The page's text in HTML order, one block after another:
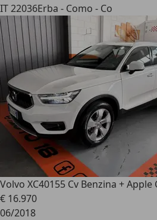
IT 22036Erba - Como - Co
Volvo XC40155 Cv Benzina +
€ 16.970
06/2018